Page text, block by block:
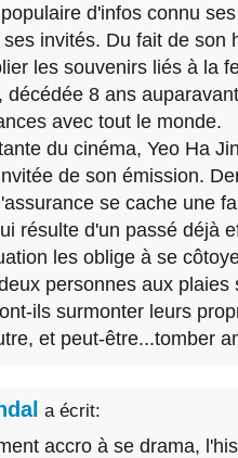
d'infos connu
invités. Du fait de son
les souvenirs liés à la
décédée 8 ans
avec tout le monde.
du cinéma, Yeo Ha
de son émission.
se cache une
résulte d'un passé déjà
les oblige à se
personnes aux plaies
ils surmonter leurs
et peut-être...tomber
a écrit:
accro à se drama,